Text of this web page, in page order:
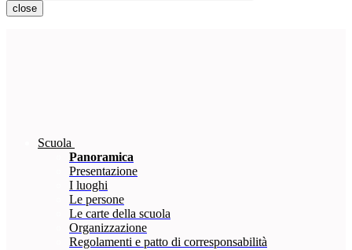
close
Scuola
Panoramica
Presentazione
I luoghi
Le persone
Le carte della scuola
Organizzazione
Regolamenti e patto di corresponsabilità